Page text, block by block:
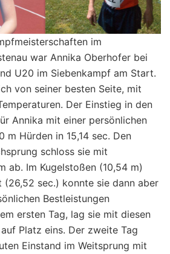
im
war Annika Oberhofer bei
U20 im Siebenkampf am Start.
von seiner besten Seite, mit
Der Einstieg in den
Annika mit einer persönlichen
m Hürden in 15,14 sec. Den
schloss sie mit
ab. Im Kugelstoßen (10,54 m)
(26,52 sec.) konnte sie dann aber
Bestleistungen
ersten Tag, lag sie mit diesen
Platz eins. Der zweite Tag
Einstand im Weitsprung mit